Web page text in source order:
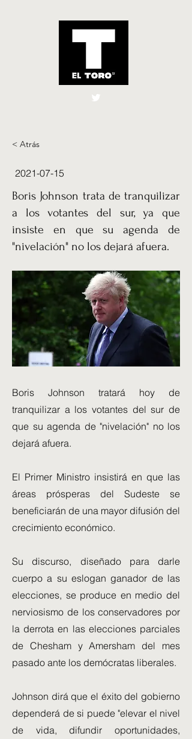
El Toro España
< Atrás
2021-07-15
Boris Johnson trata de tranquilizar
a los votantes del sur, ya que
insiste en que su agenda de
"nivelación" no los dejará afuera.
Boris Johnson tratará hoy de
tranquilizar a los votantes del sur de
que su agenda de "nivelación" no los
dejará afuera.
El Primer Ministro insistirá en que las
áreas prósperas del Sudeste se
beneficiarán de una mayor difusión del
crecimiento económico.
Su discurso, diseñado para darle
cuerpo a su eslogan ganador de las
elecciones, se produce en medio del
nerviosismo de los conservadores por
la derrota en las elecciones parciales
de Chesham y Amersham del mes
pasado ante los demócratas liberales.
Johnson dirá que el éxito del gobierno
dependerá de si puede "elevar el nivel
de vida, difundir oportunidades,